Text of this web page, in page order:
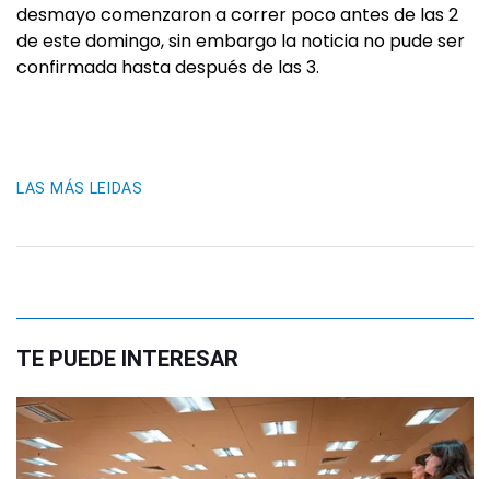
desmayo comenzaron a correr poco antes de las 2
de este domingo, sin embargo la noticia no pude ser
confirmada hasta después de las 3.
LAS MÁS LEIDAS
TE PUEDE INTERESAR